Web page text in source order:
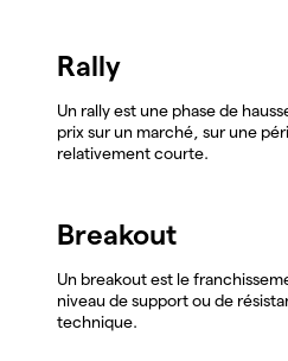
Rally
Un rally est une phase de
prix sur un marché, sur une
relativement courte.
Breakout
Un breakout est le
niveau de support ou de
technique.